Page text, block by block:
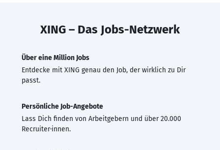
XING – Das Jobs-Netzwerk
Über eine Million Jobs
Entdecke mit XING genau den Job, der wirklich zu Dir
passt.
Persönliche Job-Angebote
Lass Dich finden von Arbeitgebern und über 20.000
Recruiter·innen.